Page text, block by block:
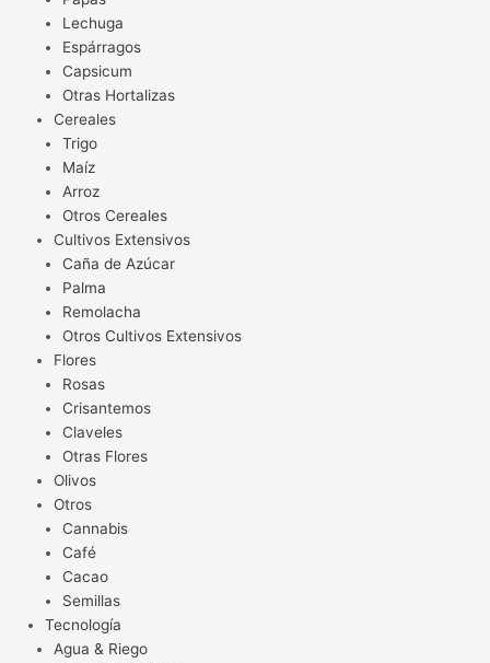
Lechuga
Espárragos
Capsicum
Otras Hortalizas
Cereales
Trigo
Maíz
Arroz
Otros Cereales
Cultivos Extensivos
Caña de Azúcar
Palma
Remolacha
Otros Cultivos Extensivos
Flores
Rosas
Crisantemos
Claveles
Otras Flores
Olivos
Otros
Cannabis
Café
Cacao
Semillas
Tecnología
Agua & Riego